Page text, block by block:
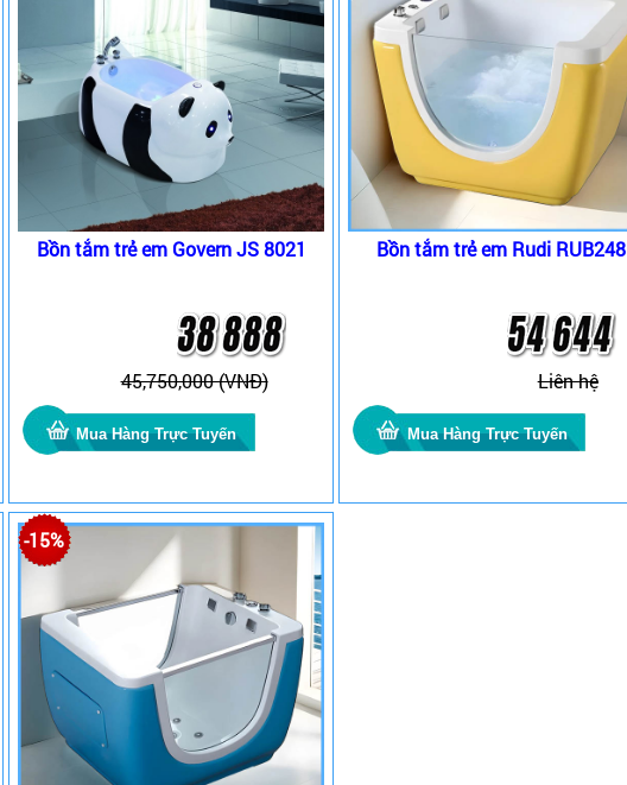
Bồn tắm trẻ em Govern JS 8021
45,750,000 (VNĐ)
Bồn tắm trẻ em Rudi RUB248
Liên hệ
-15%